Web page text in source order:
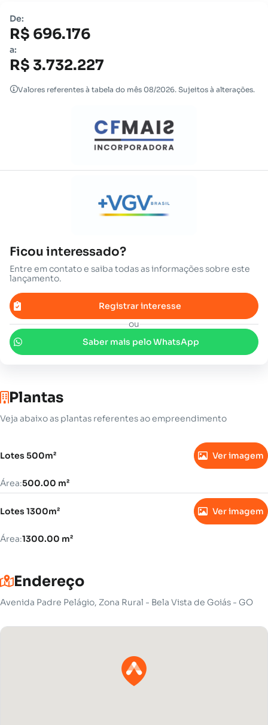
De:
R$ 696.176
a:
R$ 3.732.227
Valores referentes à tabela do mês 08/2026. Sujeitos à alterações.
Ficou interessado?
Entre em contato e saiba todas as informações sobre este
lançamento.
Registrar interesse
ou
Saber mais pelo WhatsApp
Plantas
Veja abaixo as plantas referentes ao empreendimento
Lotes 500m² Ver imagem
Área:500.00 m²
Lotes 1300m² Ver imagem
Área:1300.00 m²
Endereço
Avenida Padre Pelágio, Zona Rural - Bela Vista de Goiás - GO